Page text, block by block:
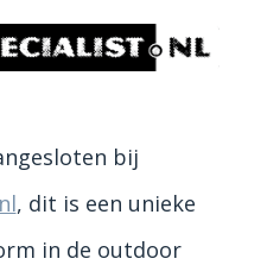
bij
, dit is een unieke
in de outdoor